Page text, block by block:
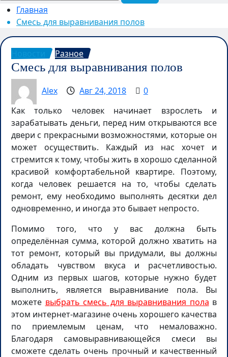
Главная
Смесь для выравнивания полов
Разное
Смесь для выравнивания полов
Alex Авг 24, 2018
0
Как только человек начинает взрослеть и
зарабатывать деньги, перед ним открываются все
двери с прекрасными возможностями, которые он
может осуществить. Каждый из нас хочет и
стремится к тому, чтобы жить в хорошо сделанной
красивой комфортабельной квартире. Поэтому,
когда человек решается на то, чтобы сделать
ремонт, ему необходимо выполнять десятки дел
одновременно, и иногда это бывает непросто.
Помимо того, что у вас должна быть
определённая сумма, которой должно хватить на
тот ремонт, который вы придумали, вы должны
обладать чувством вкуса и расчетливостью.
Одним из первых шагов, которые нужно будет
выполнить, является выравнивание пола. Вы
можете выбрать смесь для выравнивания пола в
этом интернет-магазине очень хорошего качества
по приемлемым ценам, что немаловажно.
Благодаря самовыравнивающейся смеси вы
сможете сделать очень прочный и качественный